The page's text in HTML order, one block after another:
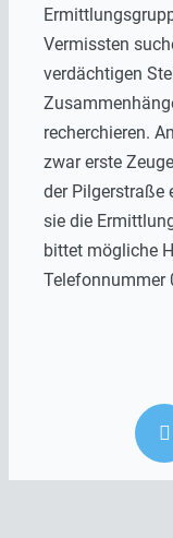
Vermissten
verdächtigen
recherchieren.
zwar erste
der Pilgerstraße
sie die
bittet mögliche
Telefonnummer